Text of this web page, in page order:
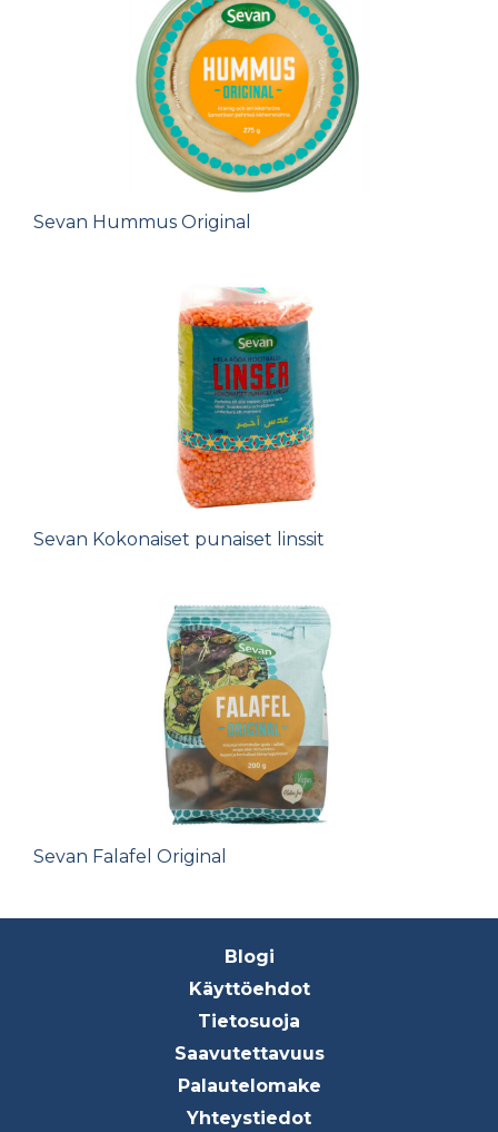
Sevan Hummus Original
Sevan Kokonaiset punaiset linssit
Sevan Falafel Original
Blogi
Käyttöehdot
Tietosuoja
Saavutettavuus
Palautelomake
Yhteystiedot